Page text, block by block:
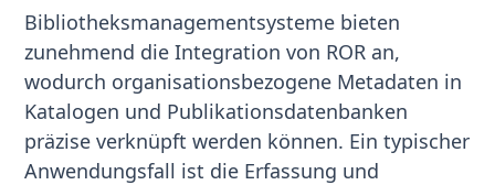
Bibliotheksmanagementsysteme bieten
zunehmend die Integration von ROR an,
wodurch organisationsbezogene Metadaten in
Katalogen und Publikationsdatenbanken
präzise verknüpft werden können. Ein typischer
Anwendungsfall ist die Erfassung und